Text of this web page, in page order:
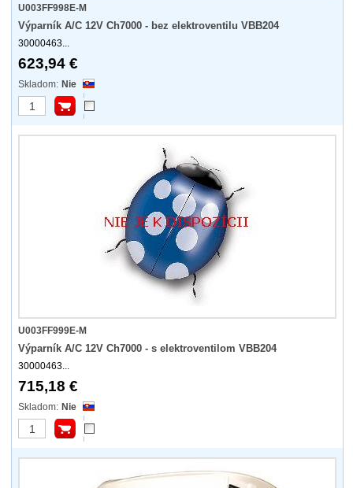
U003FF998E-M
Výparník A/C 12V Ch7000 - bez elektroventilu VBB204
30000463...
623,94 €
Nie
U003FF999E-M
Výparník A/C 12V Ch7000 - s elektroventilom VBB204
30000463...
715,18 €
Nie